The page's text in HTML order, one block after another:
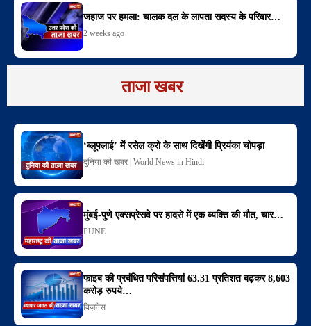
जहाज पर हमला: चालक दल के लापता सदस्य के परिवार…
2 weeks ago
ताजा खबर
‘ब्लूफ्लाई’ में रसेल क्रो के साथ दिखेंगी प्रियंका चोपड़ा
दुनिया की खबर | World News in Hindi
मुंबई-पुणे एक्सप्रेसवे पर हादसे में एक व्यक्ति की मौत, चार…
PUNE
फाइब की प्रबंधित परिसंपत्तियां 63.31 प्रतिशत बढ़कर 8,603
करोड़ रुपये…
बिज़नेस